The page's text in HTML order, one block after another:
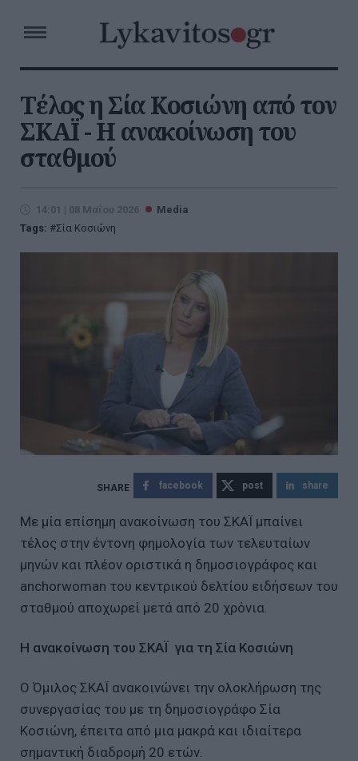
Τέλος η Σία Κοσιώνη από τον
ΣΚΑΪ - Η ανακοίνωση του
σταθμού
14:01 | 08 Μαΐου 2026
Media
Tags:
Σία Κοσιώνη
facebook post share
Με μία επίσημη ανακοίνωση του ΣΚΑΪ μπαίνει
τέλος στην έντονη φημολογία των τελευταίων
μηνών και πλέον οριστικά η δημοσιογράφος και
anchorwoman του κεντρικού δελτίου ειδήσεων του
σταθμού αποχωρεί μετά από 20 χρόνια.
Η ανακοίνωση του ΣΚΑΪ για τη Σία Κοσιώνη
Ο Όμιλος ΣΚΑΪ ανακοινώνει την ολοκλήρωση της
συνεργασίας του με τη δημοσιογράφο Σία
Κοσιώνη, έπειτα από μια μακρά και ιδιαίτερα
σημαντική διαδρομή 20 ετών.